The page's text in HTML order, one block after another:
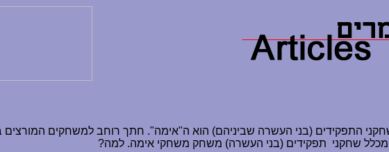
התפקידים (בני העשרה שביניהם) הוא ה"אימה". חתך רוחב למשחקים המורצים
שחקני תפקידים (בני העשרה) משחק משחקי אימה. למה?